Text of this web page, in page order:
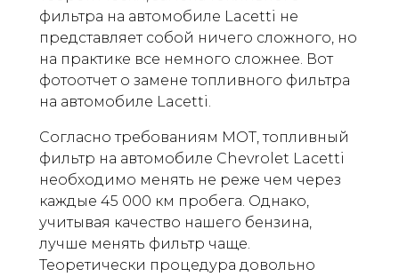
фильтра на автомобиле Lacetti не
представляет собой ничего сложного, но
на практике все немного сложнее. Вот
фотоотчет о замене топливного фильтра
на автомобиле Lacetti.
Согласно требованиям MOT, топливный
фильтр на автомобиле Chevrolet Lacetti
необходимо менять не реже чем через
каждые 45 000 км пробега. Однако,
учитывая качество нашего бензина,
лучше менять фильтр чаще.
Теоретически процедура довольно